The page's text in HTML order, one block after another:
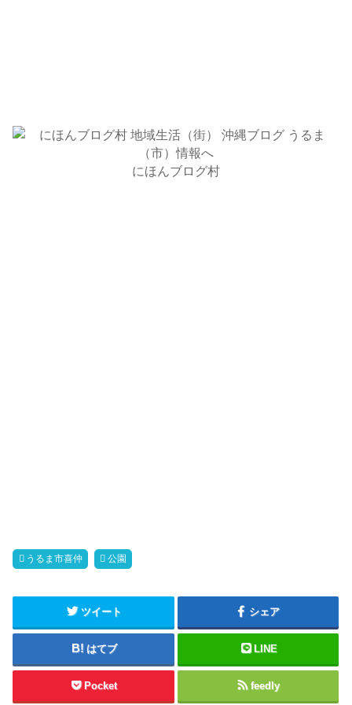
にほんブログ村
うるま市喜仲 公園
ツイート シェア
はてブ LINE
Pocket feedly